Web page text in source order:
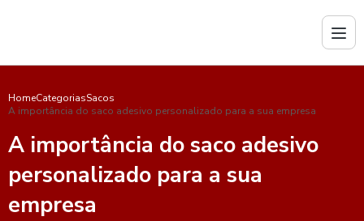
HomeCategoriasSacos
A importância do saco adesivo personalizado para a sua empresa
A importância do saco adesivo
personalizado para a sua
empresa